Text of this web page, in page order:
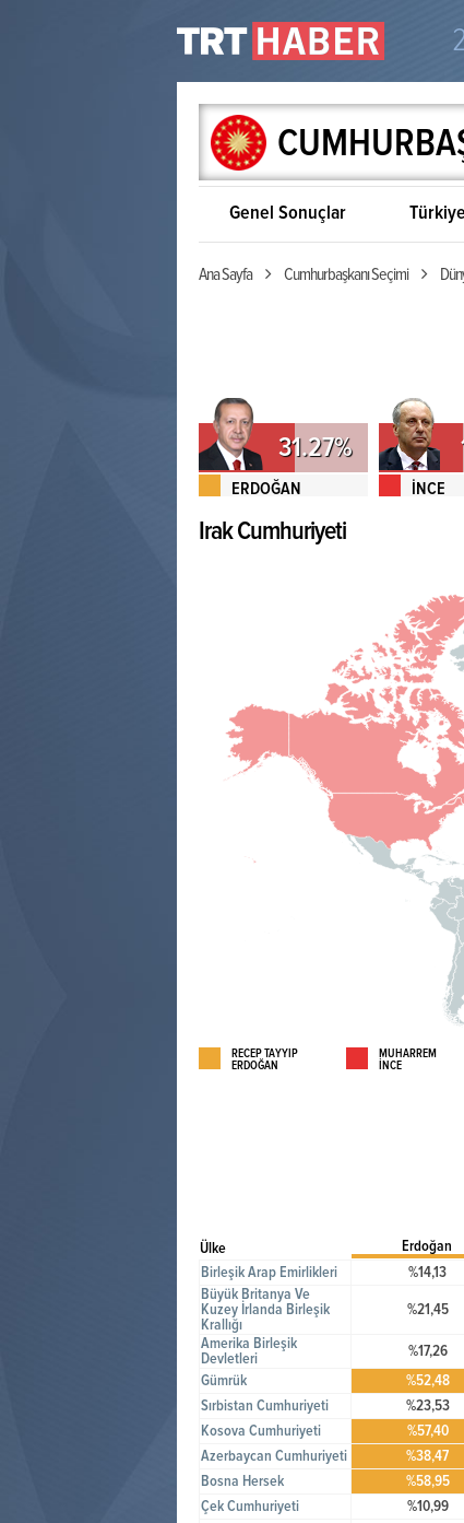
Genel Sonuçlar
Ana Sayfa Cumhurbaşkanı Seçimi
31.27%
ERDOĞAN İNCE
Irak Cumhuriyeti
RECEP TAYYİP
ERDOĞAN
MUHARREM
İNCE
Ülke Erdoğan
Birleşik Arap Emirlikleri
%14,13
Büyük Britanya Ve
Kuzey İrlanda Birleşik
Krallığı
%21,45
Amerika Birleşik
Devletleri
%17,26
Gümrük
%52,48
Sırbistan Cumhuriyeti
%23,53
Kosova Cumhuriyeti
%57,40
Azerbaycan Cumhuriyeti
%38,47
Bosna Hersek
%58,95
Çek Cumhuriyeti
%10,99